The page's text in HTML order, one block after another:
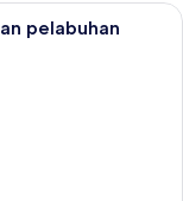
Tidur King,
pelabuhan